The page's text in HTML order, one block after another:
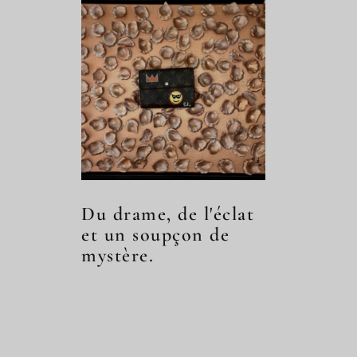
Du drame, de l'éclat
et un soupçon de
mystère.